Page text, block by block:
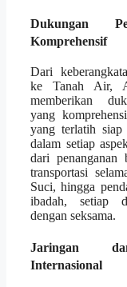
Dukungan
Komprehensif
Dari
ke Tanah Air,
memberikan
yang
yang terlatih siap
dalam setiap
dari penanganan
transportasi
Suci, hingga
ibadah, setiap
dengan seksama.
Jaringan
Internasional